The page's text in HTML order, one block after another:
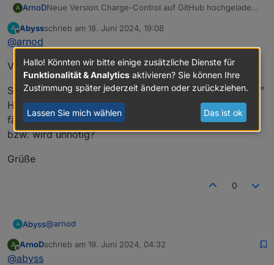
A ArnoDNeue Version Charge-Control auf GitHub hochgeladen.
Änderungen:
XMLHttpRequest ausgetauscht durch axios
Neue Konstante im Script im Bereich USER
ANPASSUNGEN um die Leistung Hausverbrauch
zu berechnen ohne LW-Pumpe, Heizstab oder
Wallbox.
den Leistungswerten Heizstab eingetragen
werden, ansonsten leer lassen
sID_WallboxLadeLeistung_1_Whier kann der Pfad
den Leistungswerten der LW-Pumpe eingetragen
ausverbrauch
Objekt ID
A
Offline
Abyssschrieb am 18. Juni 2024, 19:08
zuletzt editiert von
@arnod
Vielen Dank für das Update.
Sehe ich das richtig, da du die Berechnung des "reinen"
Hausverbrauchs jetzt in Charge-Control integriert hast,
fällt somit das separate "Hausverbrauch" Script weg
bzw. wird unnötig?
Grüße
0
A Abyss@arnod
Vielen Dank für das Update.
A
Offline
ArnoDschrieb am 19. Juni 2024, 04:32
zuletzt editiert von
@abyss
Hallo! Könnten wir bitte einige zusätzliche Dienste für
Funktionalität & Analytics aktivieren? Sie können Ihre
Zustimmung später jederzeit ändern oder zurückziehen.
Lassen Sie mich wählen Das ist ok